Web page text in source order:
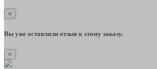
×
Вы уже оставляли отзыв к этому заказу.
×